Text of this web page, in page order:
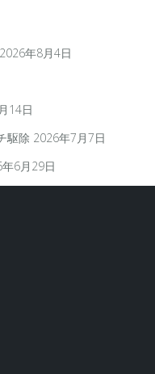
2026年8月4日
14日
駆除 2026年7月7日
6月29日